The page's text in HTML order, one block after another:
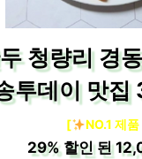
청량리 경
투데이 맛
[ NO.1 제
29%할인 된